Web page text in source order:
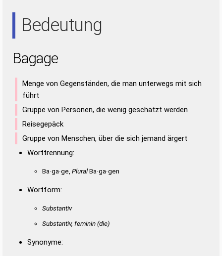
Bedeutung
Bagage
Menge von Gegenständen, die man unterwegs mit sich
führt
Gruppe von Personen, die wenig geschätzt werden
Reisegepäck
Gruppe von Menschen, über die sich jemand ärgert
Worttrennung:
Ba·ga·ge, PluralBa·ga·gen
Wortform:
Substantiv
Substantiv, feminin(die)
Synonyme: